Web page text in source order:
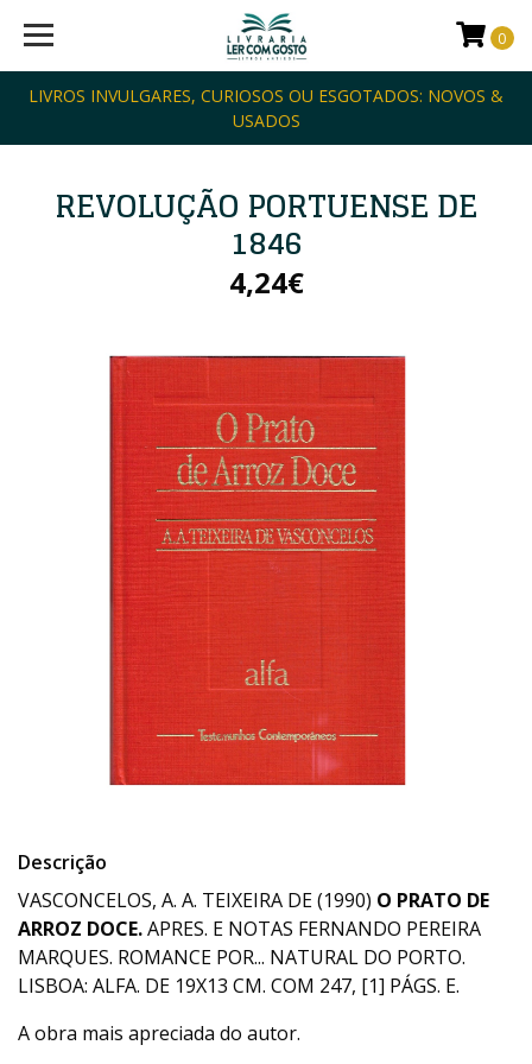
LIVROS INVULGARES, CURIOSOS OU ESGOTADOS: NOVOS &
USADOS
0
REVOLUÇÃO PORTUENSE DE
1846
4,24€
Descrição
VASCONCELOS, A. A. TEIXEIRA DE (1990) O PRATO DE
ARROZ DOCE.APRES. E NOTAS FERNANDO PEREIRA
MARQUES. ROMANCE POR... NATURAL DO PORTO.
LISBOA: ALFA. DE 19X13 CM. COM 247, [1] PÁGS. E.
A obra mais apreciada do autor.